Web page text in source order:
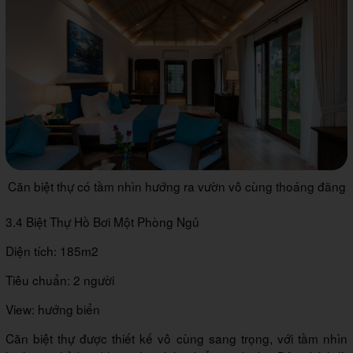
Căn biệt thự có tầm nhìn hướng ra vườn vô cùng thoáng đãng
3.4 Biệt Thự Hồ Bơi Một Phòng Ngủ
Diện tích: 185m2
Tiêu chuẩn: 2 người
View: hướng biển
Căn biệt thự được thiết kế vô cùng sang trọng, với tầm nhìn